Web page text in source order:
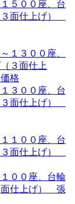
５００座、台
３面仕上げ）
３００座、台
３面仕上げ）
００座、台輪
面仕上げ） 張